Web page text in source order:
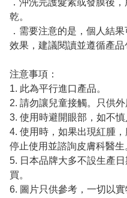
．沖洗完護髮素或發膜後
乾。
．需要注意的是，個人結
效果，建議閱讀並遵循產品
注意事項：
1. 此為平行進口產品。
2. 請勿讓兒童接觸。只供外
3. 使用時避開眼部，如不慎
4. 使用時，如果出現紅腫
停止使用並諮詢皮膚科醫生
5. 日本品牌大多不設生產
買。
6. 圖片只供參考，一切以實